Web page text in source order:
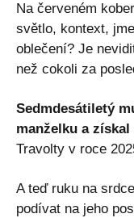
Na červeném
světlo, kontext,
oblečení? Je
než cokoli za
Sedmdesátiletý
manželku a získal
Travolty v roce
A teď ruku na
podívat na jeho